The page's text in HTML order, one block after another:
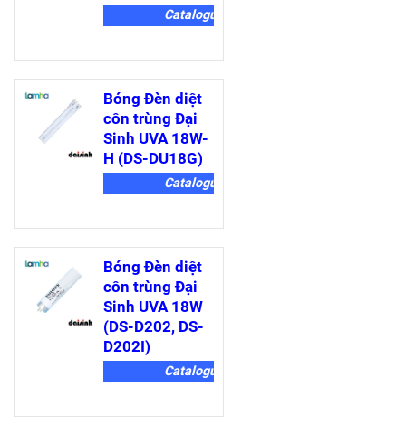
khỏe, tiết kiệm
điện năng và dễ
Catalogue
Bóng Đèn diệt
côn trùng Đại
Sinh UVA 18W-
H (DS-DU18G)
Catalogue
Bóng Đèn diệt
côn trùng Đại
Sinh UVA 18W
(DS-D202, DS-
D202I)
Catalogue